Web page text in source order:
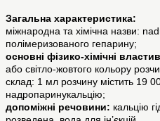
Загальна характеристика:
міжнародна та хімічна назви:
полімеризованого гепарину;
основні фізико-хімічні
або світло-жовтого кольору
склад: 1 мл розчину містить 19
надропаринукальцію;
допоміжні речовини: кальцію